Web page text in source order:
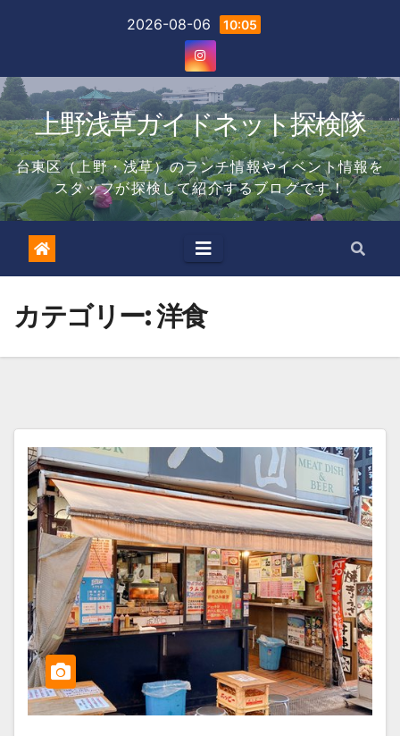
2026-08-06 10:05
上野浅草ガイドネット探検隊
台東区（上野・浅草）のランチ情報やイベント情報を
スタッフが探検して紹介するブログです！
カテゴリー:洋食